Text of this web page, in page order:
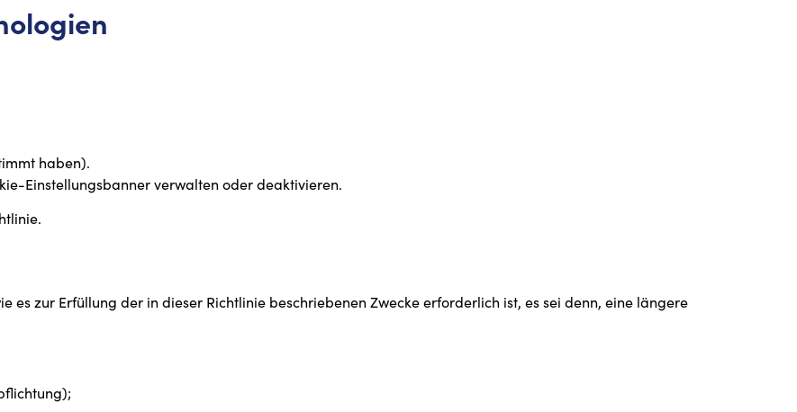
haben).
Einstellungsbanner verwalten oder deaktivieren.
es zur Erfüllung der in dieser Richtlinie beschriebenen Zwecke erforderlich ist, es sei denn, eine längere